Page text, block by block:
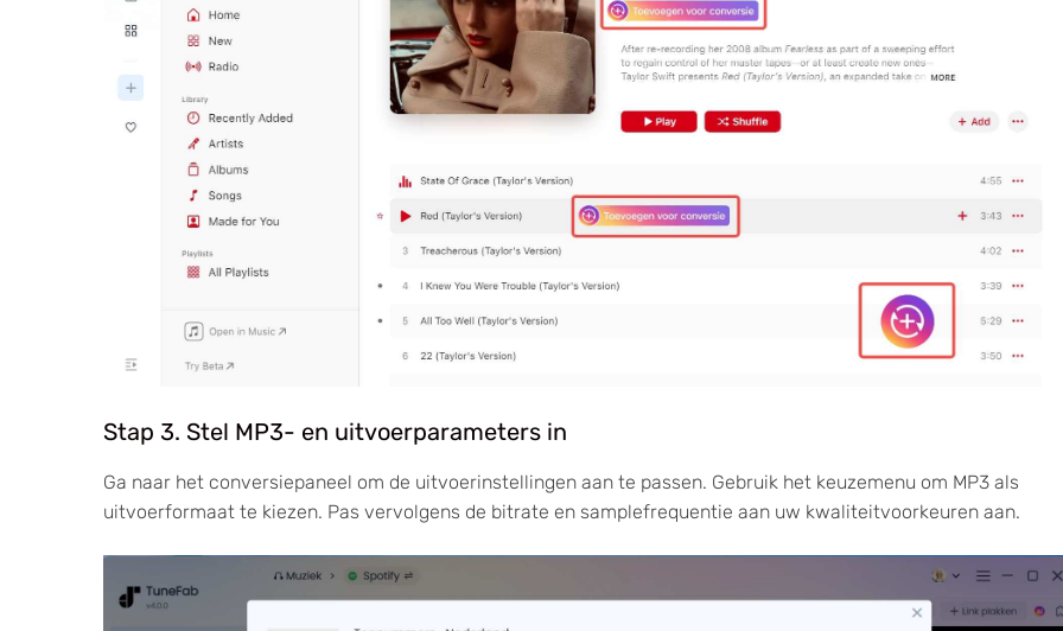
Stap 3. Stel MP3- en uitvoerparameters in
Ga naar het conversiepaneel om de uitvoerinstellingen aan te passen. Gebruik het keuzemenu om MP3 als
uitvoerformaat te kiezen. Pas vervolgens de bitrate en samplefrequentie aan uw kwaliteitvoorkeuren aan.